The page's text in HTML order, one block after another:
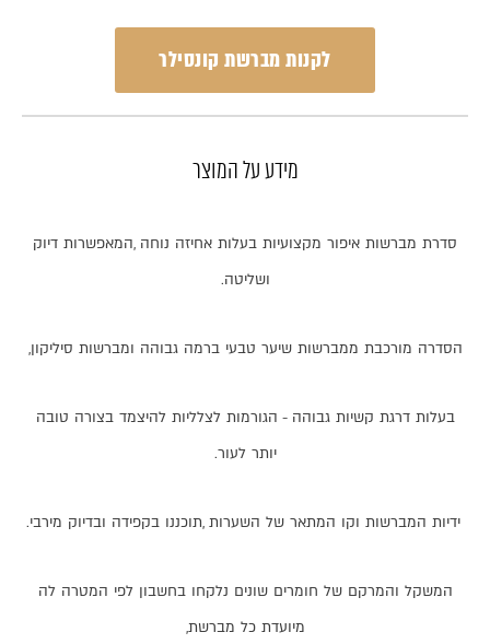
לקנות מברשת קונסילר
מידע על המוצר
סדרת מברשות איפור מקצועיות בעלות אחיזה נוחה ,המאפשרות דיוק
ושליטה.
הסדרה מורכבת ממברשות שיער טבעי ברמה גבוהה ומברשות סיליקון,
בעלות דרגת קשיות גבוהה - הגורמות לצלליות להיצמד בצורה טובה
יותר לעור.
ידיות המברשות וקו המתאר של השערות ,תוכננו בקפידה ובדיוק מירבי.
המשקל והמרקם של חומרים שונים נלקחו בחשבון לפי המטרה לה
מיועדת כל מברשת,